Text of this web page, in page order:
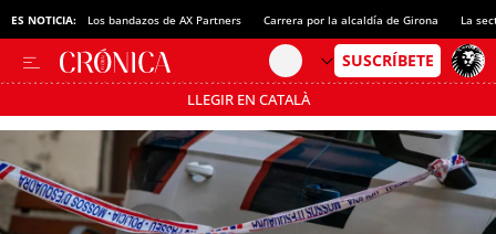
ES NOTICIA: Los bandazos de AX Partners Carrera por la alcaldía de Girona La
LLEGIR EN CATALÀ
Pásate al MODO AHORRO